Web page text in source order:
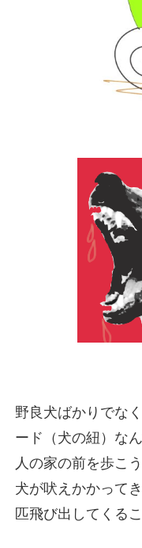
野良犬ばかりでな
ード（犬の紐）な
人の家の前を歩こ
犬が吠えかかって
匹飛び出してくる